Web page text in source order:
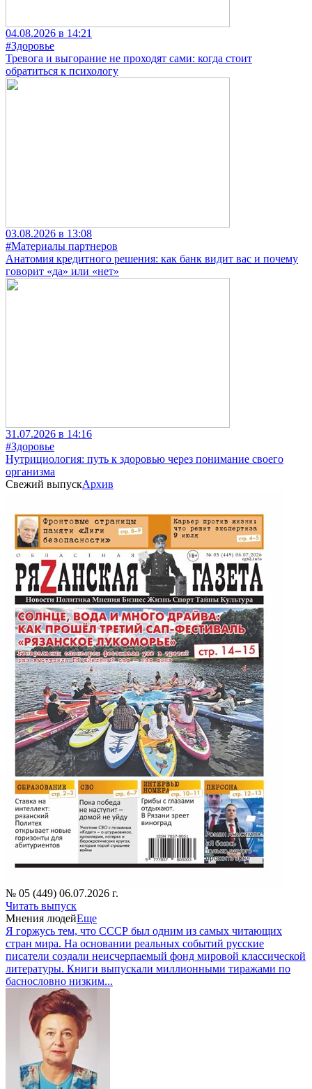
04.08.2026 в 14:21
#Здоровье
Тревога и выгорание не проходят сами: когда стоит
обратиться к психологу
03.08.2026 в 13:08
#Материалы партнеров
Анатомия кредитного решения: как банк видит вас и почему
говорит «да» или «нет»
31.07.2026 в 14:16
#Здоровье
Нутрициология: путь к здоровью через понимание своего
организма
Свежий выпускАрхив
№ 05 (449) 06.07.2026 г.
Читать выпуск
Мнения людейЕще
Я горжусь тем, что СССР был одним из самых читающих
стран мира. На основании реальных событий русские
писатели создали неисчерпаемый фонд мировой классической
литературы. Книги выпускали миллионными тиражами по
баснословно низким...